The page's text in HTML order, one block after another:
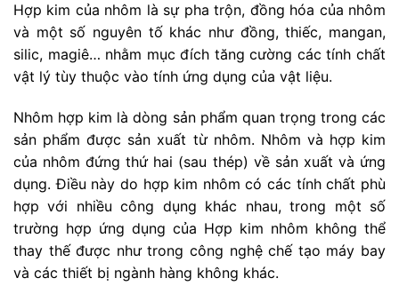
Hợp kim của nhôm là sự pha trộn, đồng hóa của nhôm
và một số nguyên tố khác như đồng, thiếc, mangan,
silic, magiê… nhằm mục đích tăng cường các tính chất
vật lý tùy thuộc vào tính ứng dụng của vật liệu.
Nhôm hợp kim là dòng sản phẩm quan trọng trong các
sản phẩm được sản xuất từ nhôm. Nhôm và hợp kim
của nhôm đứng thứ hai (sau thép) về sản xuất và ứng
dụng. Điều này do hợp kim nhôm có các tính chất phù
hợp với nhiều công dụng khác nhau, trong một số
trường hợp ứng dụng của Hợp kim nhôm không thể
thay thế được như trong công nghệ chế tạo máy bay
và các thiết bị ngành hàng không khác.